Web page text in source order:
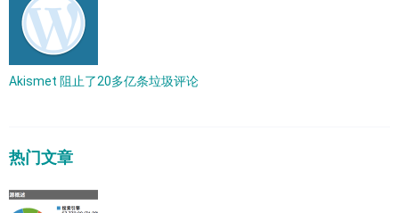
Akismet 阻止了20多亿条垃圾评论
热门文章